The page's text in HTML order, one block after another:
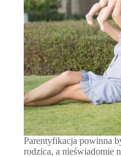
Parentyfikacja powinna
rodzica, a nieświadomie